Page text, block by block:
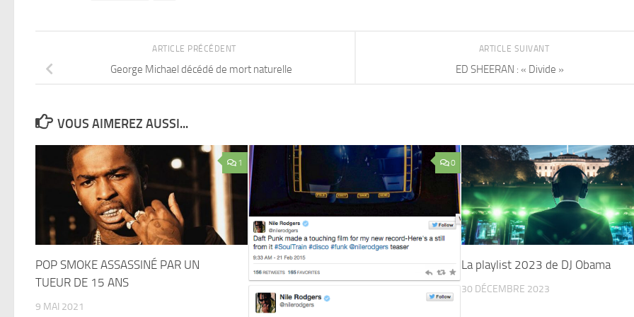
ARTICLE SUIVANT
ED SHEERAN : « Divide »
ARTICLE PRÉCÉDENT
George Michael décédé de mort naturelle
VOUS AIMEREZ AUSSI...
1
POP SMOKE ASSASSINÉ PAR UN
TUEUR DE 15 ANS
9 MAI 2021
0
La playlist 2023 de DJ Obama
30 DÉCEMBRE 2023